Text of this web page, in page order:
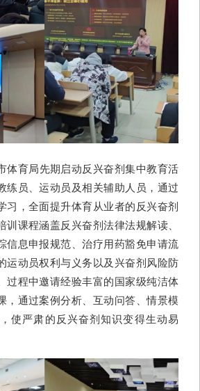
体育局先期启动反兴奋剂集中教育活
练员、运动员及相关辅助人员，通过
习，全面提升体育从业者的反兴奋剂
训课程涵盖反兴奋剂法律法规解读、
信息申报规范、治疗用药豁免申请流
运动员权利与义务以及兴奋剂风险防
过程中邀请经验丰富的国家级纯洁体
，通过案例分析、互动问答、情景模
使严肃的反兴奋剂知识变得生动易